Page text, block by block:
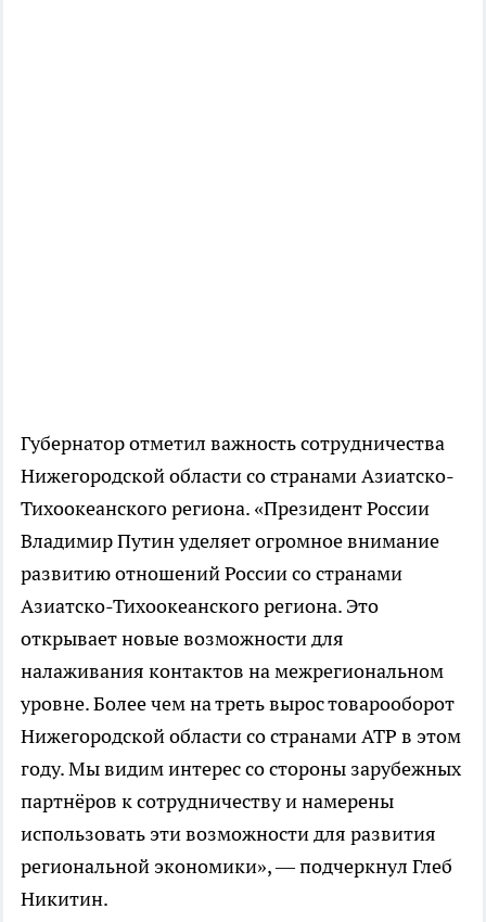
Губернатор отметил важность сотрудничества
Нижегородской области со странами Азиатско-
Тихоокеанского региона. «Президент России
Владимир Путин уделяет огромное внимание
развитию отношений России со странами
Азиатско-Тихоокеанского региона. Это
открывает новые возможности для
налаживания контактов на межрегиональном
уровне. Более чем на треть вырос товарооборот
Нижегородской области со странами АТР в этом
году. Мы видим интерес со стороны зарубежных
партнёров к сотрудничеству и намерены
использовать эти возможности для развития
региональной экономики», — подчеркнул Глеб
Никитин.